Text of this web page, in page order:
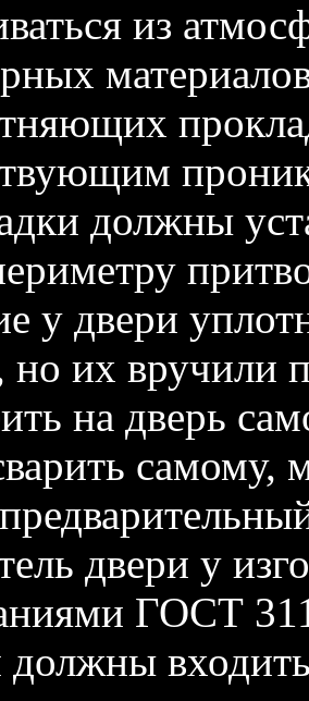
из
должны
у двери
но их вручили
на дверь
двери у
ГОСТ
должны